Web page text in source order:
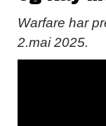
Warfare har
2.mai 2025.